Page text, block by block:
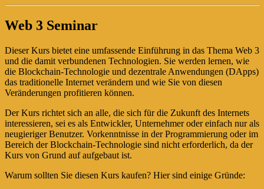
Web 3 Seminar
Dieser Kurs bietet eine umfassende Einführung in das Thema Web 3
und die damit verbundenen Technologien. Sie werden lernen, wie
die Blockchain-Technologie und dezentrale Anwendungen (DApps)
das traditionelle Internet verändern und wie Sie von diesen
Veränderungen profitieren können.
Der Kurs richtet sich an alle, die sich für die Zukunft des Internets
interessieren, sei es als Entwickler, Unternehmer oder einfach nur als
neugieriger Benutzer. Vorkenntnisse in der Programmierung oder im
Bereich der Blockchain-Technologie sind nicht erforderlich, da der
Kurs von Grund auf aufgebaut ist.
Warum sollten Sie diesen Kurs kaufen? Hier sind einige Gründe: